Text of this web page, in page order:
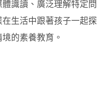
識讀、廣泛理解特定問
生活中跟著孩子一起探
的素養教育。